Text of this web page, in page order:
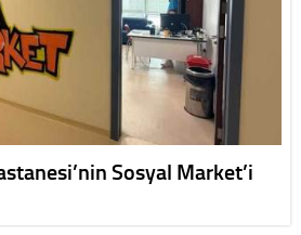
Sosyal Market’i